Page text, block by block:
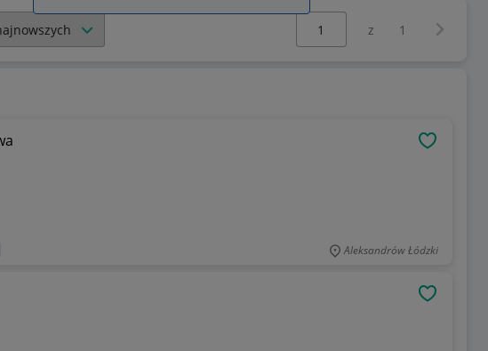
Wybierz stronę:
z 1
Aleksandrów Łódzki